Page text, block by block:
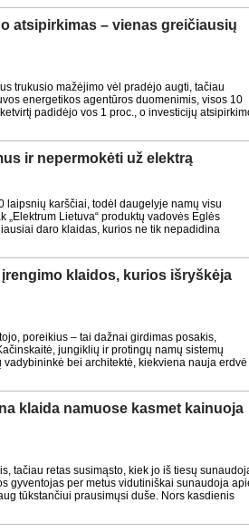
atsipirkimas – vienas greičiausių
trukusio mažėjimo vėl pradėjo augti, tačiau
energetikos agentūros duomenimis, visos 10
padidėjo vos 1 proc., o investicijų
ir nepermokėti už elektrą
laipsnių karščiai, todėl daugelyje namų visu
Lietuva“ produktų vadovės Eglės
daro klaidas, kurios ne tik nepadidina
klaidos, kurios išryškėja
poreikius – tai dažnai girdimas posakis,
jungiklių ir protingų namų sistemų
bei architektė, kiekviena nauja erdvė
klaida namuose kasmet kainuoja
tačiau retas susimąsto, kiek jo iš tiesų
gyventojas per metus vidutiniškai sunaudoja
tūkstančiui prausimųsi duše. Nors kasdienis